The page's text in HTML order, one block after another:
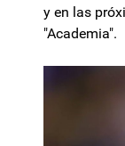
y en las
"Academia".